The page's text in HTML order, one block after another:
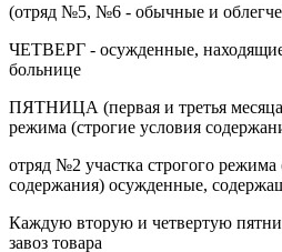
(отряд №5, №6 - обычные и
ЧЕТВЕРГ - осужденные,
больнице
ПЯТНИЦА (первая и третья
режима (строгие условия
отряд №2 участка строгого режима
содержания) осужденные,
Каждую вторую и четвертую
завоз товара